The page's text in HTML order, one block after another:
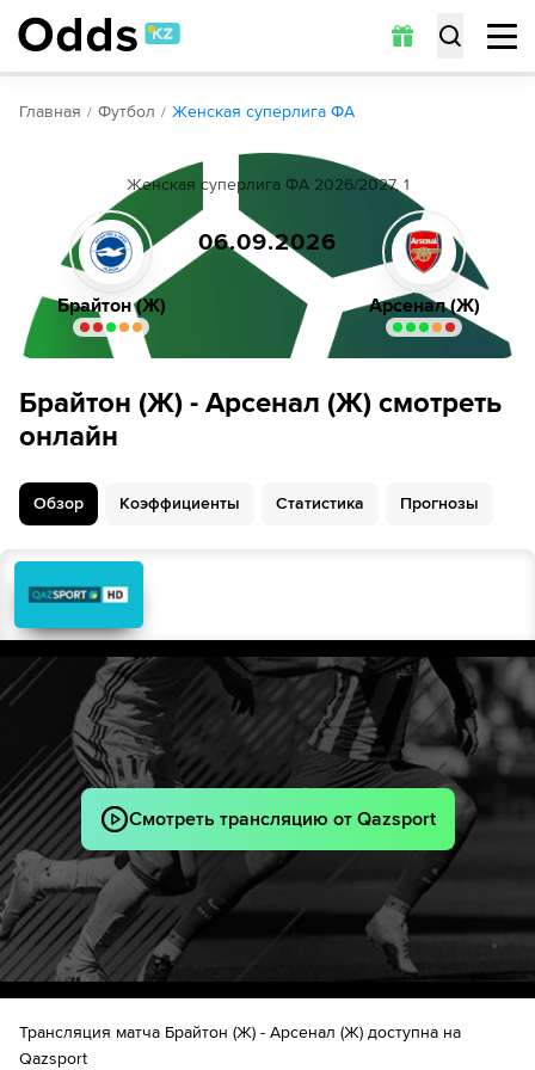
Обзор Коэффициенты Прогнозы
Главная Футбол Женская суперлига ФА
Женская суперлига ФА 2026/2027, 1
Брайтон (Ж)
06.09.2026
Арсенал (Ж)
Брайтон (Ж) - Арсенал (Ж) смотреть
онлайн
Обзор Коэффициенты Статистика Прогнозы
Смотреть трансляцию от Qazsport
Трансляция матча Брайтон (Ж) - Арсенал (Ж) доступна на
Qazsport